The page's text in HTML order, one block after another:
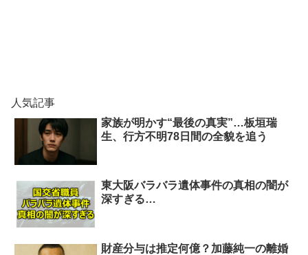
人気記事
家族が明かす“最後の真実”…板垣瑞
生、行方不明78日間の全貌を追う
東大阪バラバラ遺体事件の真相の闇が
深すぎる…
財産分与は推定何億？加藤純一の離婚